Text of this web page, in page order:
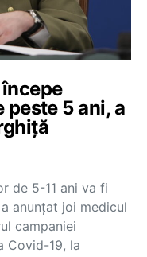
5 ani, a
de 5-11 ani va fi
anunțat joi medicul
campaniei
Covid-19, la